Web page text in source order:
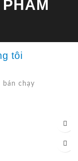
tôi
bán chạy